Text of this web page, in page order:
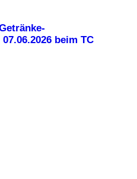
beim TC